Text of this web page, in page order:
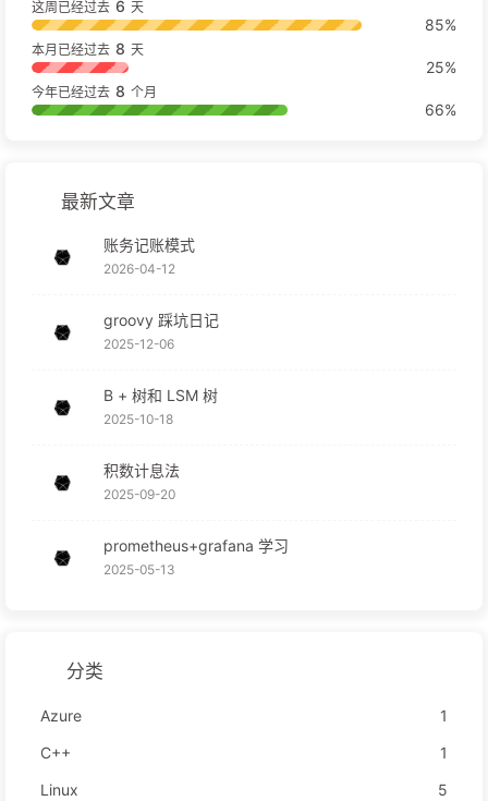
这周已经过去 6 天
85%
本月已经过去 8 天
25%
今年已经过去 8 个月
66%
最新文章
账务记账模式
2026-04-12
groovy 踩坑日记
2025-12-06
B + 树和 LSM 树
2025-10-18
积数计息法
2025-09-20
prometheus+grafana 学习
2025-05-13
分类
Azure
1
C++
1
Linux
5